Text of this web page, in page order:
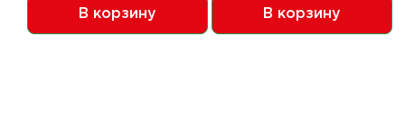
В корзину В корзину